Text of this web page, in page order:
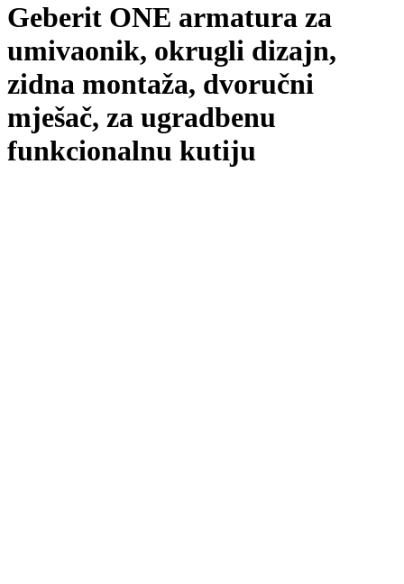
Geberit ONE armatura za
umivaonik, okrugli dizajn,
zidna montaža, dvoručni
mješač, za ugradbenu
funkcionalnu kutiju